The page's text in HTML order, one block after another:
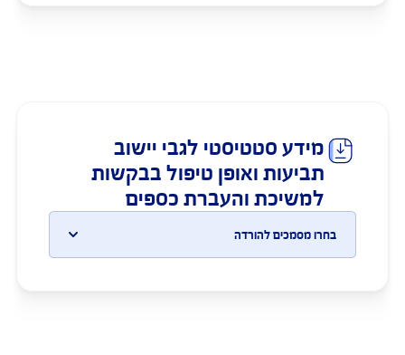
מועדים לבירור ויישוב תביעות
וטיפול בפניות הציבור
בחרו מסמכים להורדה